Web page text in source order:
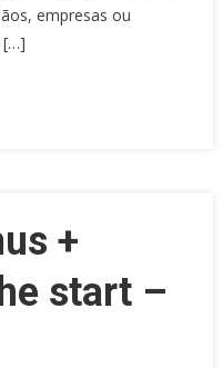
empresas ou
[…]
+
start –